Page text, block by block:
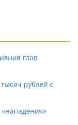
глав
рублей с